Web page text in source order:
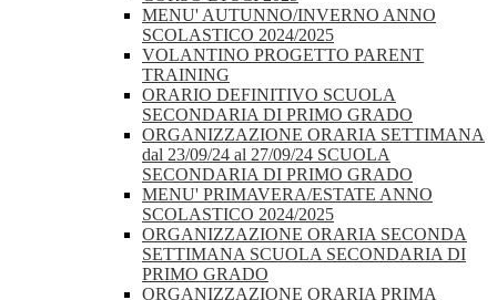
MENU' AUTUNNO/INVERNO ANNO
SCOLASTICO 2024/2025
VOLANTINO PROGETTO PARENT
TRAINING
ORARIO DEFINITIVO SCUOLA
SECONDARIA DI PRIMO GRADO
ORGANIZZAZIONE ORARIA SETTIMANA
dal 23/09/24 al 27/09/24 SCUOLA
SECONDARIA DI PRIMO GRADO
MENU' PRIMAVERA/ESTATE ANNO
SCOLASTICO 2024/2025
ORGANIZZAZIONE ORARIA SECONDA
SETTIMANA SCUOLA SECONDARIA DI
PRIMO GRADO
ORGANIZZAZIONE ORARIA PRIMA